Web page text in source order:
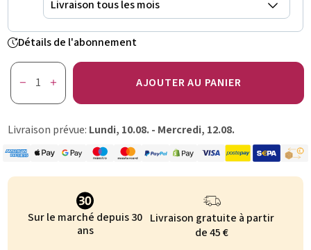
Détails de l'abonnement
AJOUTER AU PANIER
Livraison prévue: Lundi, 10.08. - Mercredi, 12.08.
Sur le marché depuis 30
ans
Livraison gratuite à partir
de 45 €